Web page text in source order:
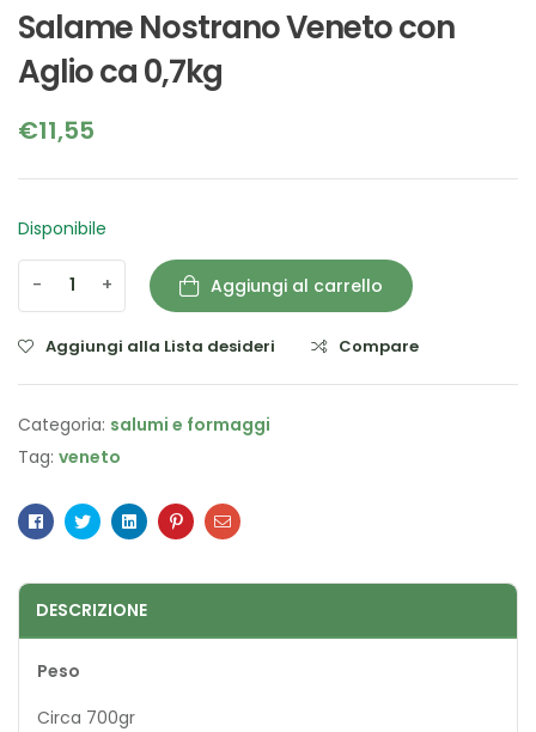
Salame Nostrano Veneto con
Aglio ca 0,7kg
€11,55
Disponibile
- + Aggiungi al carrello
Aggiungi alla Lista desideri Compare
Categoria: salumi e formaggi
Tag: veneto
Facebook
TwitterLinkedinPinterestEmail
DESCRIZIONE
Peso
Circa 700gr